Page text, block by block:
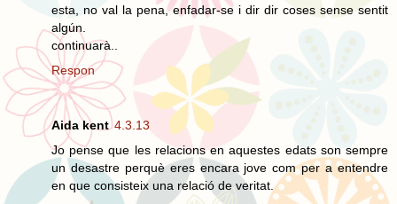
esta, no val la pena, enfadar-se i dir dir coses sense sentit
algún.
continuarà..
Respon
Aida kent 4.3.13
Jo pense que les relacions en aquestes edats son sempre
un desastre perquè eres encara jove com per a entendre
en que consisteix una relació de veritat.